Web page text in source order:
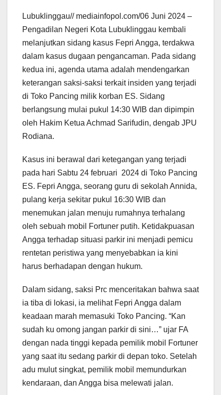
Lubuklinggau// mediainfopol.com/06 Juni 2024 –
Pengadilan Negeri Kota Lubuklinggau kembali
melanjutkan sidang kasus Fepri Angga, terdakwa
dalam kasus dugaan pengancaman. Pada sidang
kedua ini, agenda utama adalah mendengarkan
keterangan saksi-saksi terkait insiden yang terjadi
di Toko Pancing milik korban ES. Sidang
berlangsung mulai pukul 14:30 WIB dan dipimpin
oleh Hakim Ketua Achmad Sarifudin, dengab JPU
Rodiana.
Kasus ini berawal dari ketegangan yang terjadi
pada hari Sabtu 24 februari 2024 di Toko Pancing
ES. Fepri Angga, seorang guru di sekolah Annida,
pulang kerja sekitar pukul 16:30 WIB dan
menemukan jalan menuju rumahnya terhalang
oleh sebuah mobil Fortuner putih. Ketidakpuasan
Angga terhadap situasi parkir ini menjadi pemicu
rentetan peristiwa yang menyebabkan ia kini
harus berhadapan dengan hukum.
Dalam sidang, saksi Prc menceritakan bahwa saat
ia tiba di lokasi, ia melihat Fepri Angga dalam
keadaan marah memasuki Toko Pancing. “Kan
sudah ku omong jangan parkir di sini…” ujar FA
dengan nada tinggi kepada pemilik mobil Fortuner
yang saat itu sedang parkir di depan toko. Setelah
adu mulut singkat, pemilik mobil memundurkan
kendaraan, dan Angga bisa melewati jalan.